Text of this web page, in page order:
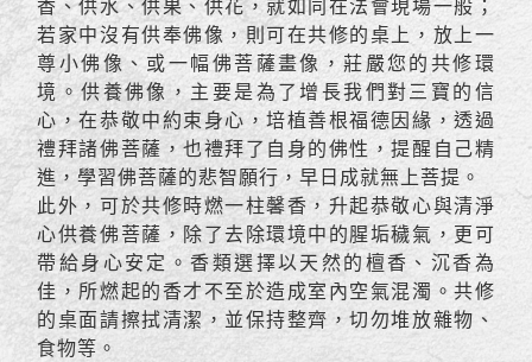
若家中沒有供奉佛像，則可在共修的桌上，放上一
尊小佛像、或一幅佛菩薩畫像，莊嚴您的共修環
境。供養佛像，主要是為了增長我們對三寶的信
心，在恭敬中約束身心，培植善根福德因緣，透過
禮拜諸佛菩薩，也禮拜了自身的佛性，提醒自己精
進，學習佛菩薩的悲智願行，早日成就無上菩提。
此外，可於共修時燃一柱馨香，升起恭敬心與清淨
心供養佛菩薩，除了去除環境中的腥垢穢氣，更可
帶給身心安定。香類選擇以天然的檀香、沉香為
佳，所燃起的香才不至於造成室內空氣混濁。共修
的桌面請擦拭清潔，並保持整齊，切勿堆放雜物、
食物等。